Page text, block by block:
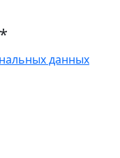
*
данных